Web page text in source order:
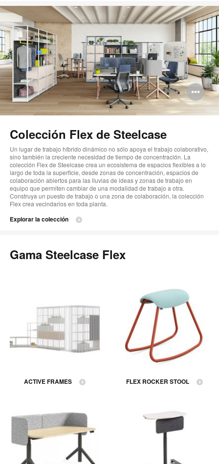
Colección Flex de Steelcase
Un lugar de trabajo híbrido dinámico no sólo apoya el trabajo colaborativo,
sino también la creciente necesidad de tiempo de concentración. La
colección Flex de Steelcase crea un ecosistema de espacios flexibles a lo
largo de toda la superficie, desde zonas de concentración, espacios de
colaboración abiertos para las lluvias de ideas y zonas de trabajo en
equipo que permiten cambiar de una modalidad de trabajo a otra.
Construya un puesto de trabajo o una zona de colaboración, la colección
Flex crea vecindarios en toda planta.
Explorar la colección
Gama Steelcase Flex
ACTIVE FRAMES FLEX ROCKER STOOL